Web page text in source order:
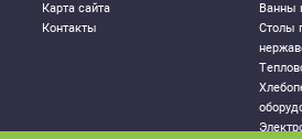
Карта сайта
Контакты
Ванны
Столы